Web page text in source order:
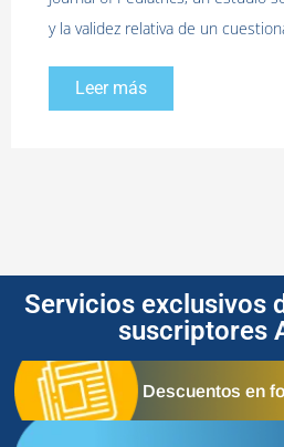
y la validez relativa de un
Leer más
Servicios exclusivos
suscriptores
Descuentos en